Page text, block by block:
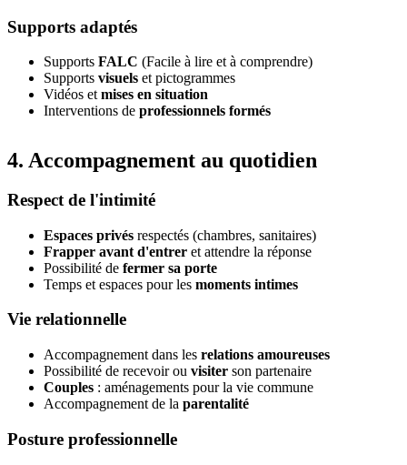
Supports adaptés
Supports FALC (Facile à lire et à comprendre)
Supports visuels et pictogrammes
Vidéos et mises en situation
Interventions de professionnels formés
4. Accompagnement au quotidien
Respect de l'intimité
Espaces privés respectés (chambres, sanitaires)
Frapper avant d'entrer et attendre la réponse
Possibilité de fermer sa porte
Temps et espaces pour les moments intimes
Vie relationnelle
Accompagnement dans les relations amoureuses
Possibilité de recevoir ou visiter son partenaire
Couples : aménagements pour la vie commune
Accompagnement de la parentalité
Posture professionnelle